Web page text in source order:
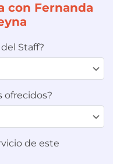
con Fernanda
Staff?
ofrecidos?
de este